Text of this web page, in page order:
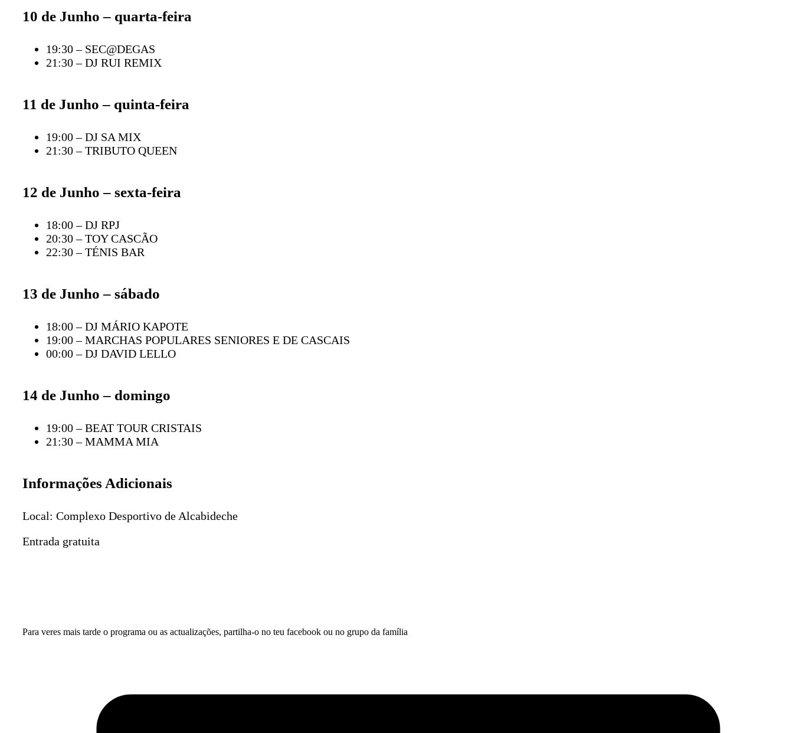
10 de Junho – quarta-feira
19:30 – SEC@DEGAS
21:30 – DJ RUI REMIX
11 de Junho – quinta-feira
19:00 – DJ SA MIX
21:30 – TRIBUTO QUEEN
12 de Junho – sexta-feira
18:00 – DJ RPJ
20:30 – TOY CASCÃO
22:30 – TÉNIS BAR
13 de Junho – sábado
18:00 – DJ MÁRIO KAPOTE
19:00 – MARCHAS POPULARES SENIORES E DE CASCAIS
00:00 – DJ DAVID LELLO
14 de Junho – domingo
19:00 – BEAT TOUR CRISTAIS
21:30 – MAMMA MIA
Informações Adicionais
Local: Complexo Desportivo de Alcabideche
Entrada gratuita
Para veres mais tarde o programa ou as actualizações, partilha-o no teu facebook ou no grupo da família